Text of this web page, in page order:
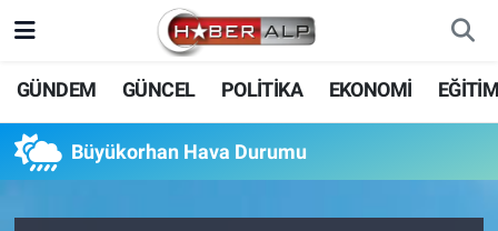
GÜNDEM GÜNCEL POLİTİKA EKONOMİ
Büyükorhan Hava Durumu
Nöbetçi Eczaneler
Hava Durumu